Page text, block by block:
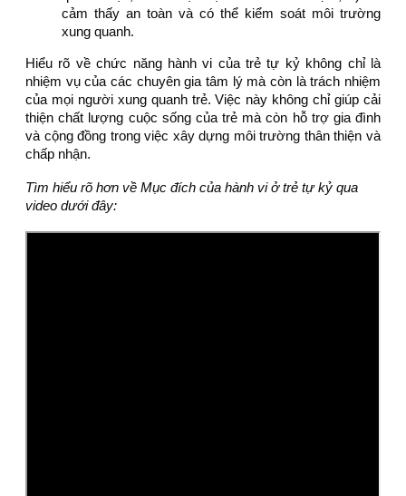
cảm thấy an toàn và có thể kiểm soát môi trường
xung quanh.
Hiểu rõ về chức năng hành vi của trẻ tự kỷ không chỉ là
nhiệm vụ của các chuyên gia tâm lý mà còn là trách nhiệm
của mọi người xung quanh trẻ. Việc này không chỉ giúp cải
thiện chất lượng cuộc sống của trẻ mà còn hỗ trợ gia đình
và cộng đồng trong việc xây dựng môi trường thân thiện và
chấp nhận.
Tìm hiểu rõ hơn về Mục đích của hành vi ở trẻ tự kỷ qua
video dưới đây: